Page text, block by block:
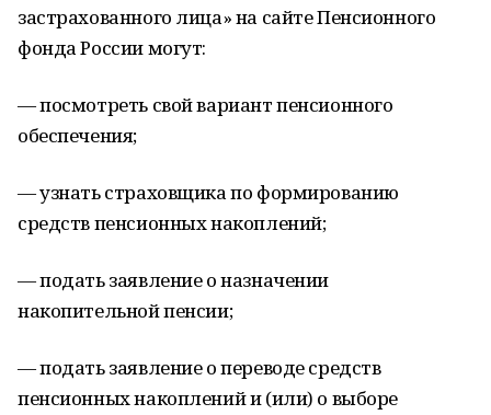
застрахованного лица» на сайте Пенсионного
фонда России могут:
— посмотреть свой вариант пенсионного
обеспечения;
— узнать страховщика по формированию
средств пенсионных накоплений;
— подать заявление о назначении
накопительной пенсии;
— подать заявление о переводе средств
пенсионных накоплений и (или) о выборе